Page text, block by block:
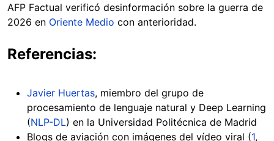
AFP Factual verificó desinformación sobre la guerra de
2026 en Oriente Medio con anterioridad.
Referencias:
Javier Huertas, miembro del grupo de
procesamiento de lenguaje natural y Deep Learning
(NLP-DL) en la Universidad Politécnica de Madrid
Blogs de aviación con imágenes del vídeo viral (1,